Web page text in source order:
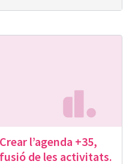
l’agenda +35,
de les activitats.